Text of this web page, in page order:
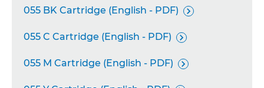
055 BK Cartridge (English - PDF) 
055 C Cartridge (English - PDF) 
055 M Cartridge (English - PDF) 